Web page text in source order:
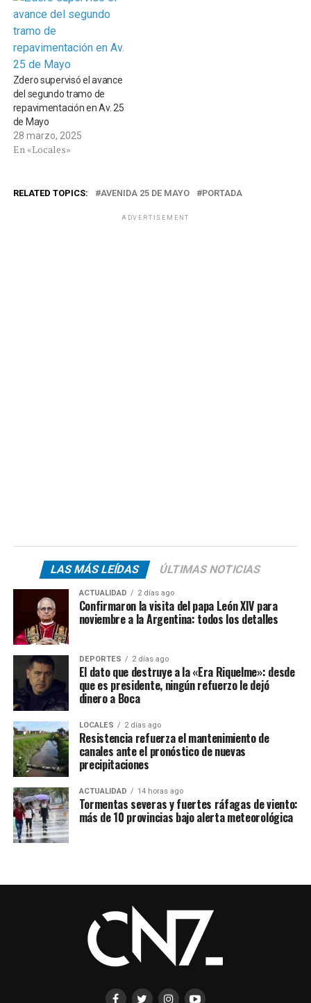
Zdero supervisó el avance
del segundo tramo de
repavimentación en Av. 25
de Mayo
28 marzo, 2025
En «Locales»
RELATED TOPICS: AVENIDA 25 DE MAYO PORTADA
ADVERTISEMENT
LAS MÁS LEÍDAS ÚLTIMAS NOTICIAS
ACTUALIDAD 2 días ago
Confirmaron la visita del papa León XIV para
noviembre a la Argentina: todos los detalles
DEPORTES 2 días ago
El dato que destruye a la «Era Riquelme»: desde
que es presidente, ningún refuerzo le dejó
dinero a Boca
LOCALES 2 días ago
Resistencia refuerza el mantenimiento de
canales ante el pronóstico de nuevas
precipitaciones
ACTUALIDAD 14 horas ago
Tormentas severas y fuertes ráfagas de viento:
más de 10 provincias bajo alerta meteorológica